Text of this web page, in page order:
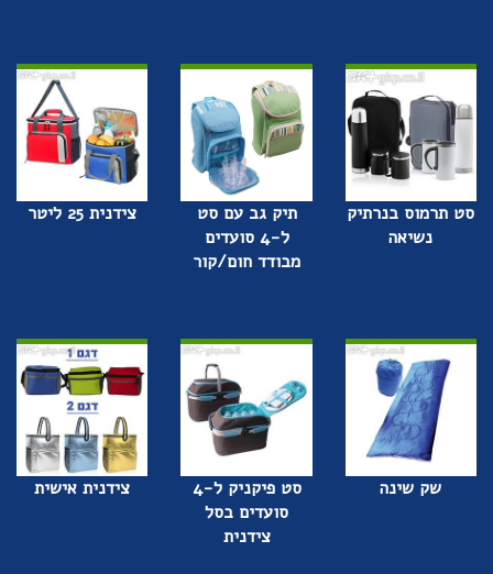
סט תרמוס בנרתיק
נשיאה
תיק גב עם סט
ל-4 סועדים
מבודד חום/קור
צידנית 25 ליטר
שק שינה
סט פיקניק ל-4
סועדים בסל
צידנית
צידנית אישית